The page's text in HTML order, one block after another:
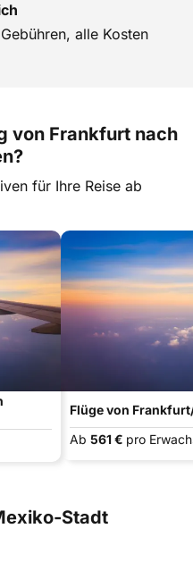
alle Kosten
von Frankfurt nach
für Ihre Reise ab
Flüge von
Ab 561 € pro
Stadt